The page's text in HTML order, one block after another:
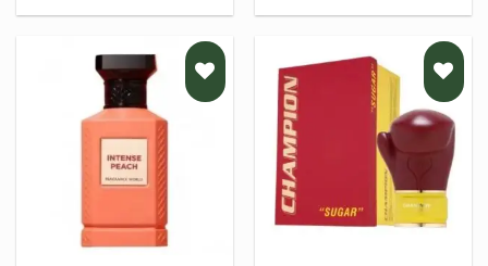
PRIDĖTI
Į NORŲ
SĄRAŠĄ
PRIDĖTI
Į NORŲ
SĄRAŠĄ